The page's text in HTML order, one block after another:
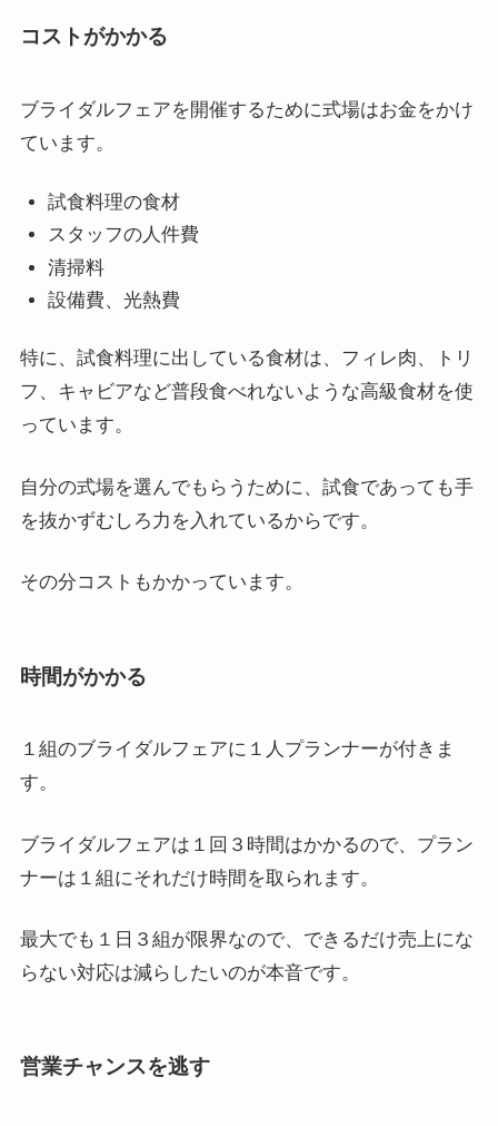
コストがかかる
ブライダルフェアを開催するために式場はお金をかけ
ています。
試食料理の食材
スタッフの人件費
清掃料
設備費、光熱費
特に、試食料理に出している食材は、フィレ肉、トリ
フ、キャビアなど普段食べれないような高級食材を使
っています。
自分の式場を選んでもらうために、試食であっても手
を抜かずむしろ力を入れているからです。
その分コストもかかっています。
時間がかかる
１組のブライダルフェアに１人プランナーが付きま
す。
ブライダルフェアは１回３時間はかかるので、プラン
ナーは１組にそれだけ時間を取られます。
最大でも１日３組が限界なので、できるだけ売上にな
らない対応は減らしたいのが本音です。
営業チャンスを逃す